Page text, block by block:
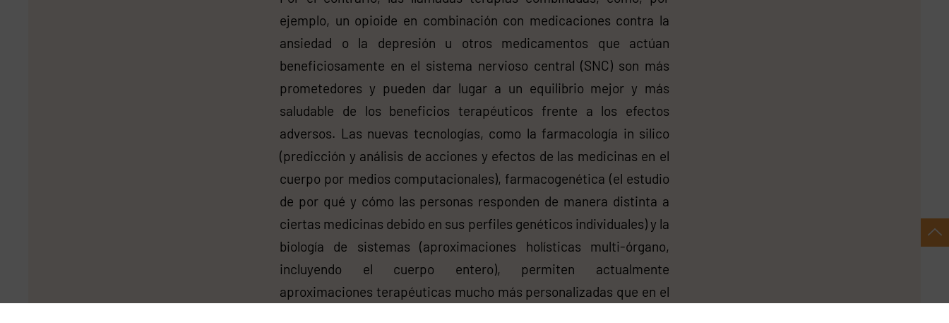
ejemplo, un opioide en combinación con medicaciones contra la
ansiedad o la depresión u otros medicamentos que actúan
beneficiosamente en el sistema nervioso central (SNC) son más
prometedores y pueden dar lugar a un equilibrio mejor y más
saludable de los beneficios terapéuticos frente a los efectos
adversos. Las nuevas tecnologías, como la farmacología in silico
(predicción y análisis de acciones y efectos de las medicinas en el
cuerpo por medios computacionales), farmacogenética (el estudio
de por qué y cómo las personas responden de manera distinta a
ciertas medicinas debido en sus perfiles genéticos individuales) y la
biología de sistemas (aproximaciones holísticas multi-órgano,
incluyendo el cuerpo entero), permiten actualmente
aproximaciones terapéuticas mucho más personalizadas que en el